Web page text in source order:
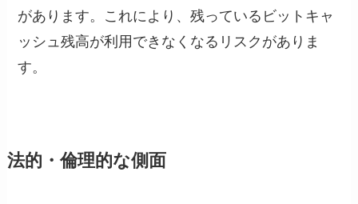
があります。これにより、残っているビットキャ
ッシュ残高が利用できなくなるリスクがありま
す。
法的・倫理的な側面